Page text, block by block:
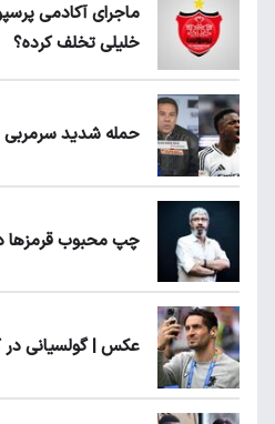
ماجرای آکادمی
خلیلی تخلف کرده؟
حمله شدید سرمربی
چپ محبوب قرمزها
عکس | گولسیانی در